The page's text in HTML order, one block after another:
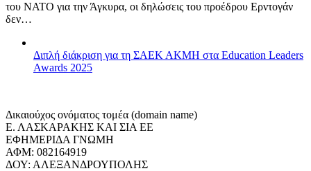
του ΝΑΤΟ για την Άγκυρα, οι δηλώσεις του προέδρου Ερντογάν
δεν…
Διπλή διάκριση για τη ΣΑΕΚ ΑΚΜΗ στα Education Leaders
Awards 2025
Δικαιούχος ονόματος τομέα (domain name)
Ε. ΛΑΣΚΑΡΑΚΗΣ ΚΑΙ ΣΙΑ ΕΕ
ΕΦΗΜΕΡΙΔΑ ΓΝΩΜΗ
ΑΦΜ: 082164919
ΔΟΥ: ΑΛΕΞΑΝΔΡΟΥΠΟΛΗΣ